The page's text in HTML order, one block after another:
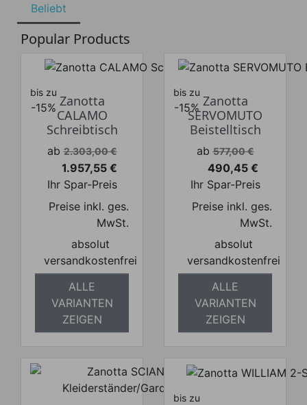
Beliebt
Popular Products
bis zu
-15% Zanotta
CALAMO
Schreibtisch
Verkaufspreis
ab 2.303,00 €
Preis
1.957,55 €
Ihr Spar-Preis
Preise inkl. ges.
MwSt.
absolut
versandkostenfrei
ALLE
VARIANTEN
ZEIGEN
bis zu
-15% Zanotta
SERVOMUTO
Beistelltisch
Verkaufspreis
ab 577,00 €
Preis
490,45 €
Ihr Spar-Preis
Preise inkl. ges.
MwSt.
absolut
versandkostenfrei
ALLE
VARIANTEN
ZEIGEN
bis zu